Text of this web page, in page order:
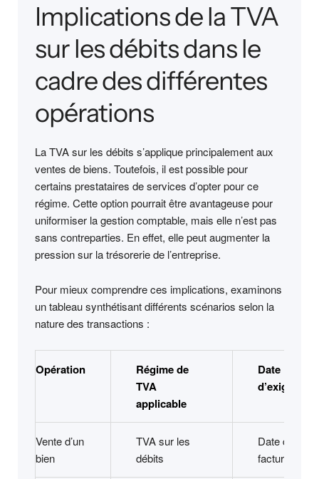
Implications de la TVA
sur les débits dans le
cadre des différentes
opérations
La TVA sur les débits s’applique principalement aux
ventes de biens. Toutefois, il est possible pour
certains prestataires de services d’opter pour ce
régime. Cette option pourrait être avantageuse pour
uniformiser la gestion comptable, mais elle n’est pas
sans contreparties. En effet, elle peut augmenter la
pression sur la trésorerie de l’entreprise.
Pour mieux comprendre ces implications, examinons
un tableau synthétisant différents scénarios selon la
nature des transactions :
Opération
Régime de
TVA
applicable
Date
d’exigibilité
Vente d’un
bien
TVA sur les
débits
Date de
facturation